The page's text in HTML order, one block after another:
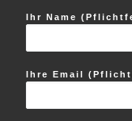
Ihr Name
Ihre Email